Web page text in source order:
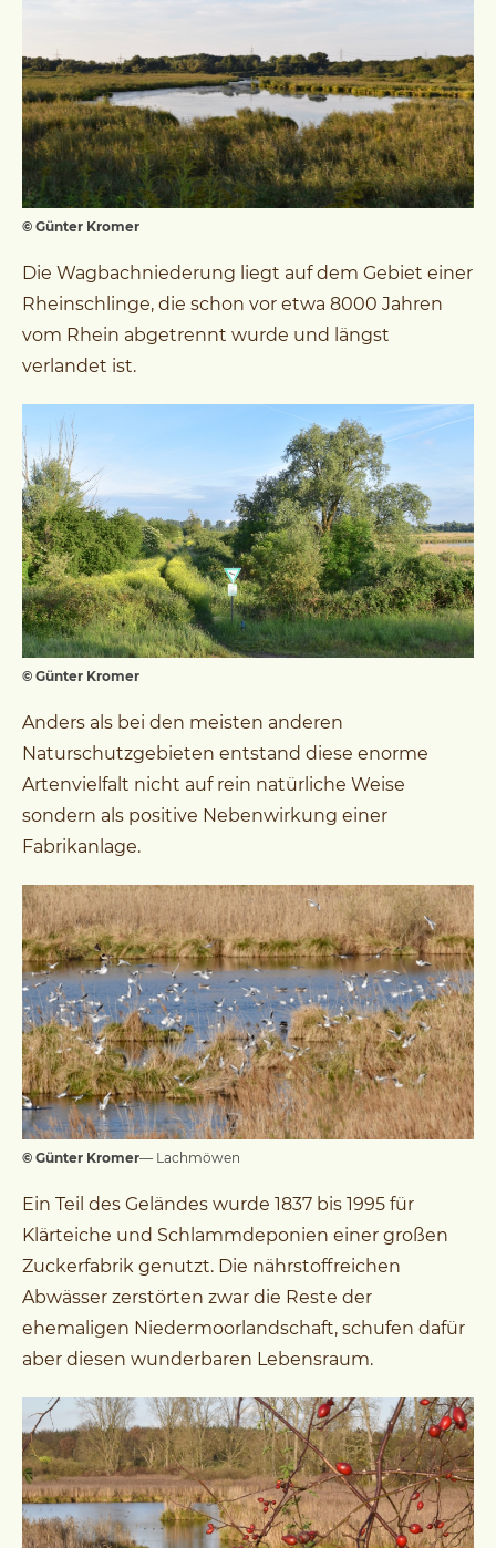
© Günter Kromer
Die Wagbachniederung liegt auf dem Gebiet einer
Rheinschlinge, die schon vor etwa 8000 Jahren
vom Rhein abgetrennt wurde und längst
verlandet ist.
© Günter Kromer
Anders als bei den meisten anderen
Naturschutzgebieten entstand diese enorme
Artenvielfalt nicht auf rein natürliche Weise
sondern als positive Nebenwirkung einer
Fabrikanlage.
© Günter Kromer— Lachmöwen
Ein Teil des Geländes wurde 1837 bis 1995 für
Klärteiche und Schlammdeponien einer großen
Zuckerfabrik genutzt. Die nährstoffreichen
Abwässer zerstörten zwar die Reste der
ehemaligen Niedermoorlandschaft, schufen dafür
aber diesen wunderbaren Lebensraum.